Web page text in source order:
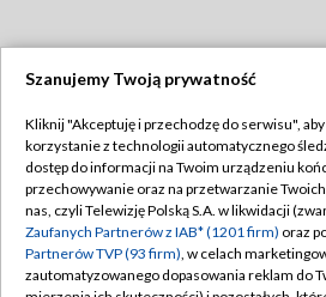
TVP
Abonament TVP
Emisja w TVP
Centrum informacji TVP
Regulamin
Polityka
Moje zgody
Szanujemy Twoją prywatność
Kliknij "Akceptuję i przechodzę do serwisu",
korzystanie z technologii automatycznego
dostęp do informacji na Twoim urządzeniu
przechowywanie oraz na przetwarzanie
nas, czyli Telewizję Polską S.A. w likwidacji
Zaufanych Partnerów z IAB* (1201 firm) oraz
Partnerów TVP (93 firm), w celach
zautomatyzowanego dopasowania reklam do